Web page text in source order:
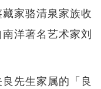
家骆清泉家族收
洋著名艺术家刘
先生家属的「良